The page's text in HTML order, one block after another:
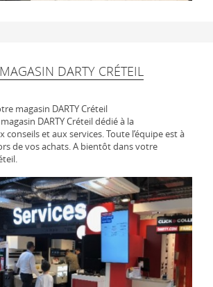
DARTY CRÉTEIL
magasin DARTY Créteil
DARTY Créteil dédié à la
et aux services. Toute l’équipe est à
de vos achats. A bientôt dans votre